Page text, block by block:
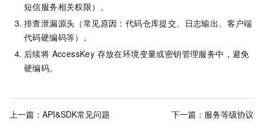
短信服务相关权限）。
排查泄漏源头（常见原因：代码仓库提交、日志输出、客户端
代码硬编码等）。
后续将 AccessKey 存放在环境变量或密钥管理服务中，避免
硬编码。
上一篇： API&SDK常见问题 下一篇： 服务等级协议